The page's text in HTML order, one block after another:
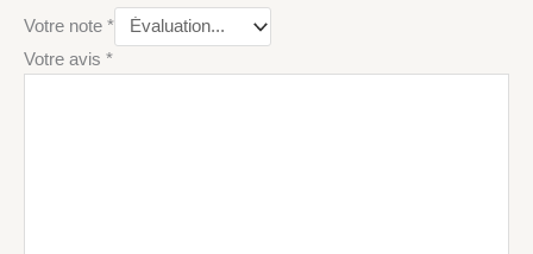
Votre note *
Votre avis *